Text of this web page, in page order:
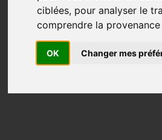
ciblées, pour analyser le
comprendre la
OK Changer mes
16/04/2020